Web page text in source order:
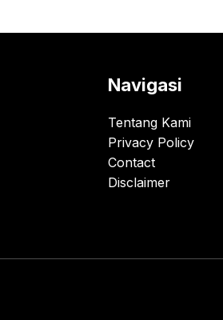
Navigasi
Tentang Kami
Privacy Policy
Contact
Disclaimer